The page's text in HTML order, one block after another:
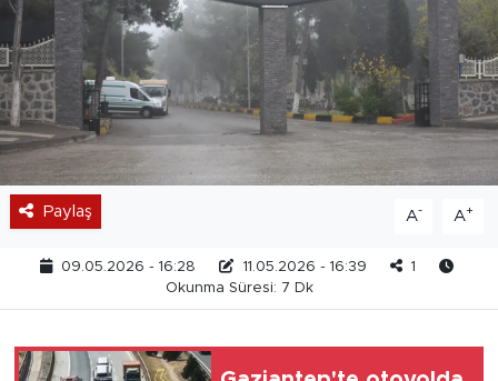
Paylaş A- A+
09.05.2026 - 16:28 11.05.2026 - 16:39
1
Okunma Süresi: 7 Dk